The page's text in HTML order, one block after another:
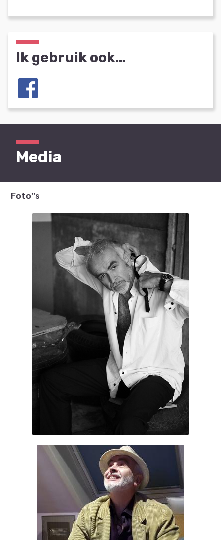
Ik gebruik ook…
Media
Foto''s